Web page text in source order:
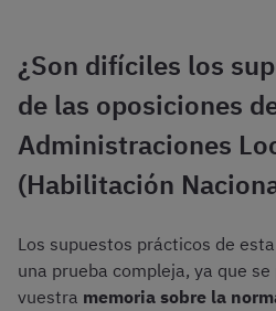
¿Son difíciles los
de las oposiciones
Administraciones
(Habilitación
Los supuestos prácticos de
una prueba compleja, ya que
vuestra memoria sobre la